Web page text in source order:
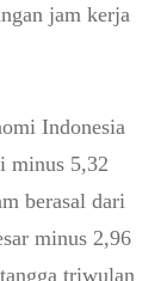
jam kerja
Indonesia
minus 5,32
berasal dari
minus 2,96
triwulan